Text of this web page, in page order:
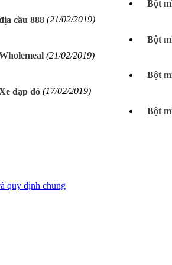
cầu 888 (21/02/2019)
(21/02/2019)
đạp đỏ (17/02/2019)
Bột
Bột
Bột
Bột
quy định chung